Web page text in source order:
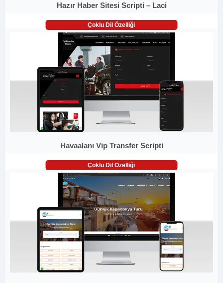
Hazır Haber Sitesi Scripti – Laci
Çoklu Dil Özelliği
Havaalanı Vip Transfer Scripti
Çoklu Dil Özelliği